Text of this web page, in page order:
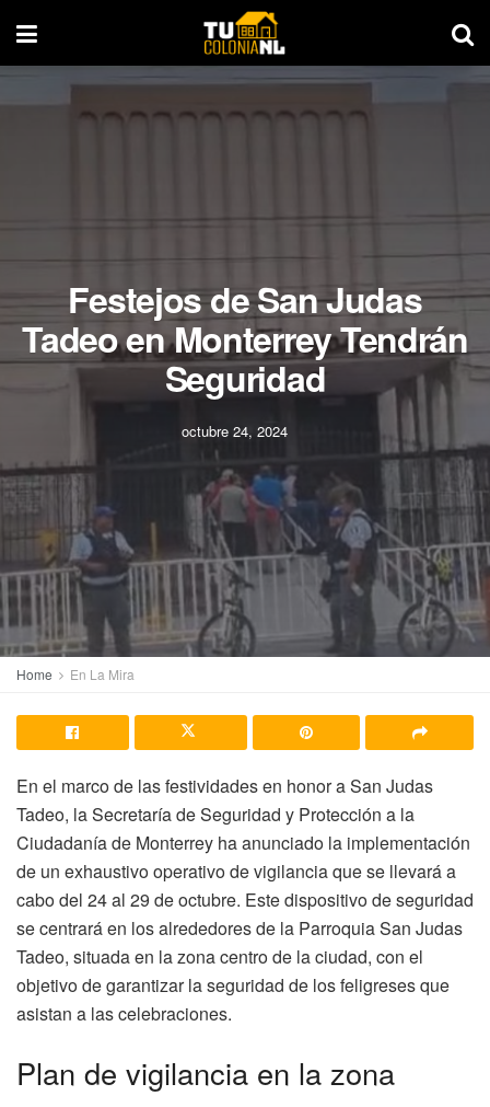
Festejos de San Judas
Tadeo en Monterrey Tendrán
Seguridad
octubre 24, 2024
Home En La Mira
En el marco de las festividades en honor a San Judas
Tadeo, la Secretaría de Seguridad y Protección a la
Ciudadanía de Monterrey ha anunciado la implementación
de un exhaustivo operativo de vigilancia que se llevará a
cabo del 24 al 29 de octubre. Este dispositivo de seguridad
se centrará en los alrededores de la Parroquia San Judas
Tadeo, situada en la zona centro de la ciudad, con el
objetivo de garantizar la seguridad de los feligreses que
asistan a las celebraciones.
Plan de vigilancia en la zona